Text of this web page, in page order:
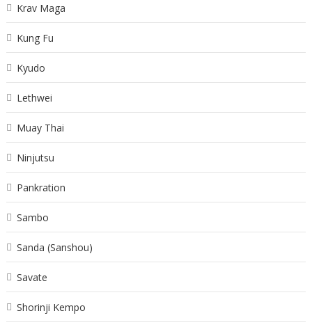
Krav Maga
Kung Fu
Kyudo
Lethwei
Muay Thai
Ninjutsu
Pankration
Sambo
Sanda (Sanshou)
Savate
Shorinji Kempo